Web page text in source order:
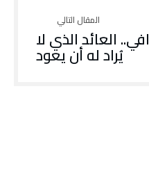
العائد الذي لا
يُراد له أن يعود